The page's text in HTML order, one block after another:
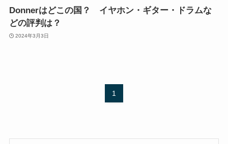
Donnerはどこの国？ イヤホン・ギター・ドラムな
どの評判は？
2024年3月3日
1